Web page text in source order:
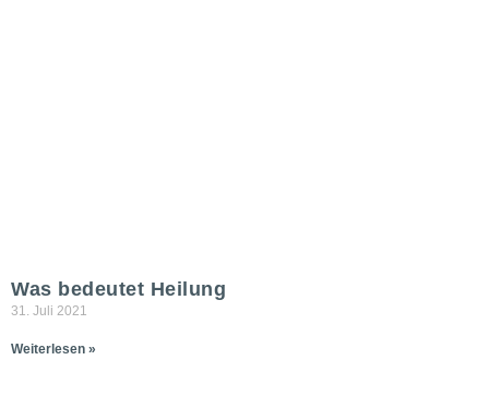
Was bedeutet Heilung
31. Juli 2021
Weiterlesen »